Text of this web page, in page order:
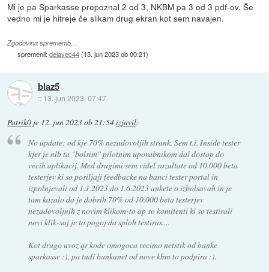
Mi je pa Sparkasse prepoznal 2 od 3, NKBM pa 3 od 3 pdf-ov. Še
vedno mi je hitreje če slikam drug ekran kot sem navajen.
Zgodovina sprememb…
spremenil:delavec44(13. jun 2023 ob 00:21)
blaz5
:: 13. jun 2023, 07:47
Patrik0 je 12. jun 2023 ob 21:54izjavil:
No update: od kje 70% nezadovoljih strank. Sem t.i. Inside tester
kjer je nlb ta "bolsim" pilotnim uporabnikom dal dostop do
vecih aplikacij. Med drugimi sem videl razultate od 10.000 beta
testerjev ki so posiljaji feedbacke na banci tester portal in
izpolnjevali od 1.1.2023 do 1.6.2023 ankete o izbolsavah in je
tam kazalo da je dobrih 70% od 10.000 beta testerjev
nezadovoljnih z novim klikom-to ap so komitenti ki so testirali
novi klik-saj je to pogoj da sploh testiras....
Kot drugo uvoz qr kode omogoca recimo netstik od banke
sparkasse :), pa tudi bankanet od nove kbm to podpira :).